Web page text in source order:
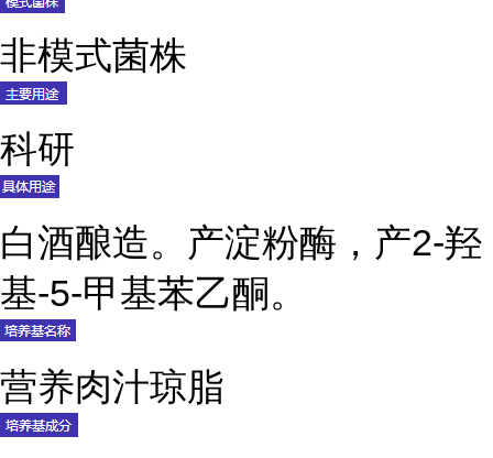
非模式菌株
科研
白酒酿造。产淀粉酶，产2-羟
基-5-甲基苯乙酮。
营养肉汁琼脂